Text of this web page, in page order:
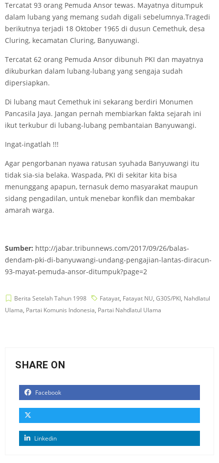
Tercatat 93 orang Pemuda Ansor tewas. Mayatnya ditumpuk
dalam lubang yang memang sudah digali sebelumnya.Tragedi
berikutnya terjadi 18 Oktober 1965 di dusun Cemethuk, desa
Cluring, kecamatan Cluring, Banyuwangi.
Tercatat 62 orang Pemuda Ansor dibunuh PKI dan mayatnya
dikuburkan dalam lubang-lubang yang sengaja sudah
dipersiapkan.
Di lubang maut Cemethuk ini sekarang berdiri Monumen
Pancasila Jaya. Jangan pernah membiarkan fakta sejarah ini
ikut terkubur di lubang-lubang pembantaian Banyuwangi.
Ingat-ingatlah !!!
Agar pengorbanan nyawa ratusan syuhada Banyuwangi itu
tidak sia-sia belaka. Waspada, PKI di sekitar kita bisa
menunggang apapun, ternasuk demo masyarakat maupun
sidang pengadilan, untuk menebar konflik dan membakar
amarah warga.
Sumber: http://jabar.tribunnews.com/2017/09/26/balas-
dendam-pki-di-banyuwangi-undang-pengajian-lantas-diracun-
93-mayat-pemuda-ansor-ditumpuk?page=2
Berita Setelah Tahun 1998 Fatayat, Fatayat NU, G30S/PKI, Nahdlatul
Ulama, Partai Komunis Indonesia, Partai Nahdlatul Ulama
SHARE ON
Facebook
Linkedin